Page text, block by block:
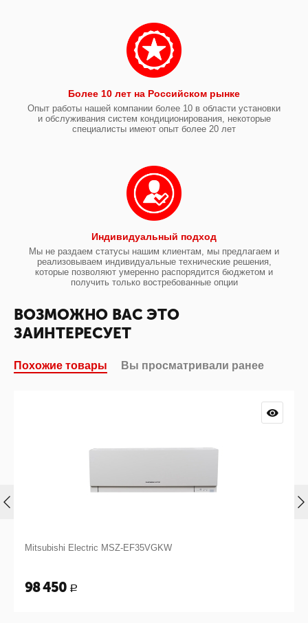
Более 10 лет на Российском рынке
Опыт работы нашей компании более 10 в области установки
и обслуживания систем кондиционирования, некоторые
специалисты имеют опыт более 20 лет
Индивидуальный подход
Мы не раздаем статусы нашим клиентам, мы предлагаем и
реализовываем индивидуальные технические решения,
которые позволяют умеренно распорядится бюджетом и
получить только востребованные опции
ВОЗМОЖНО ВАС ЭТО
ЗАИНТЕРЕСУЕТ
Похожие товары Вы просматривали ранее
Mitsubishi Electric MSZ-EF35VGKW
98 450 Р